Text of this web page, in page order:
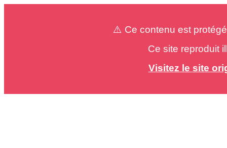
⚠️ Ce contenu est
Ce site reproduit
Visitez le site